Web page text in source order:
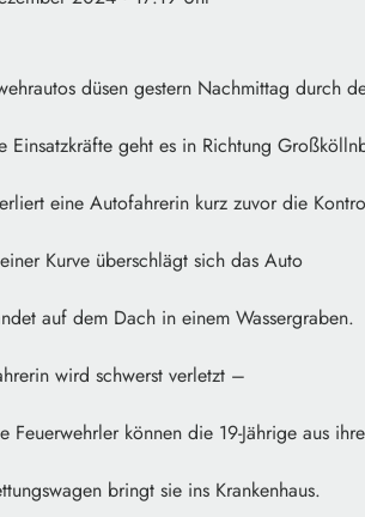
düsen gestern Nachmittag durch
Einsatzkräfte geht es in Richtung
eine Autofahrerin kurz zuvor die
Kurve überschlägt sich das Auto
auf dem Dach in einem Wassergraben.
wird schwerst verletzt –
Feuerwehrler können die 19-Jährige aus
bringt sie ins Krankenhaus.